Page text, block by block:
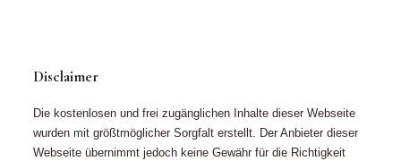
Disclaimer
Die kostenlosen und frei zugänglichen Inhalte dieser Webseite
wurden mit größtmöglicher Sorgfalt erstellt. Der Anbieter dieser
Webseite übernimmt jedoch keine Gewähr für die Richtigkeit